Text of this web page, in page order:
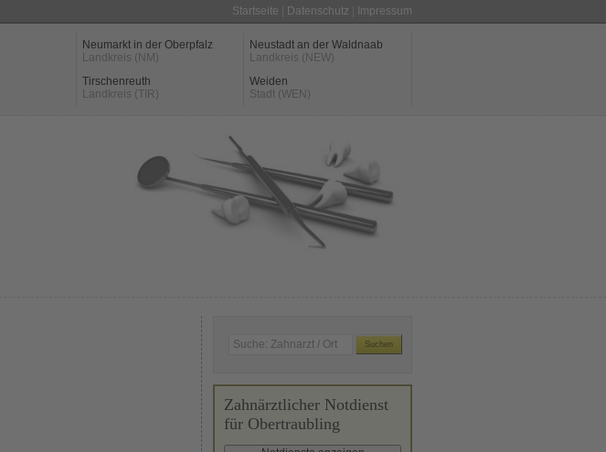
Startseite Datenschutz Impressum
Neumarkt in der Oberpfalz
Landkreis (NM)
Neustadt an der Waldnaab
Landkreis (NEW)
Tirschenreuth
Landkreis (TIR)
Weiden
Stadt (WEN)
Zahnärztlicher Notdienst
für Obertraubling